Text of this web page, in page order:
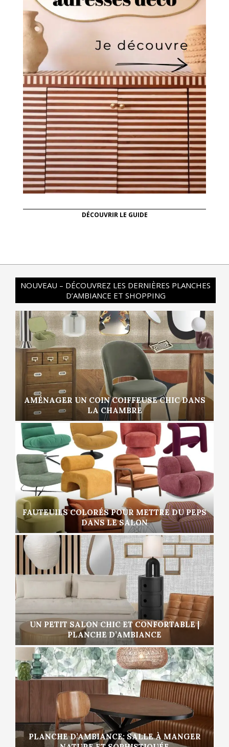
DÉCOUVRIR LE GUIDE
NOUVEAU – DÉCOUVREZ LES DERNIÈRES PLANCHES
D’AMBIANCE ET SHOPPING
AMÉNAGER UN COIN COIFFEUSE CHIC DANS
LA CHAMBRE
FAUTEUILS COLORÉS POUR METTRE DU PEPS
DANS LE SALON
UN PETIT SALON CHIC ET CONFORTABLE |
PLANCHE D’AMBIANCE
PLANCHE D’AMBIANCE: SALLE À MANGER